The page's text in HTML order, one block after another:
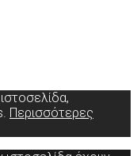
Περισσότερες